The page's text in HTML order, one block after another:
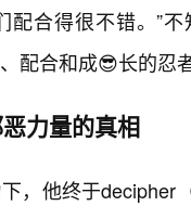
配合得很不错。”
配合和成😎长的忍
力量的真相
，他终于decipher